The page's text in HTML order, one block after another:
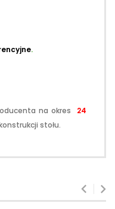
.
na okres
24
stołu.